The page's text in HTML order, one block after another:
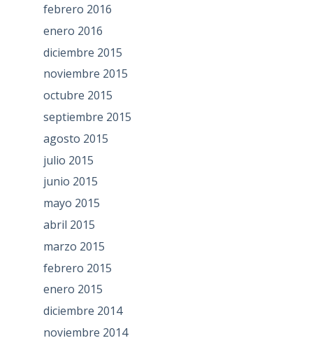
febrero 2016
enero 2016
diciembre 2015
noviembre 2015
octubre 2015
septiembre 2015
agosto 2015
julio 2015
junio 2015
mayo 2015
abril 2015
marzo 2015
febrero 2015
enero 2015
diciembre 2014
noviembre 2014